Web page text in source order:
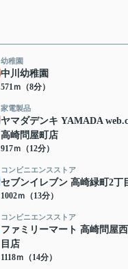
幼稚園
中川幼稚園
571ｍ（8分）
家電製品
ヤマダデンキ YAMADA
高崎問屋町店
917ｍ（12分）
コンビニエンスストア
セブンイレブン 高崎緑町2丁
1002ｍ（13分）
コンビニエンスストア
ファミリーマート 高崎問屋
目店
1118ｍ（14分）